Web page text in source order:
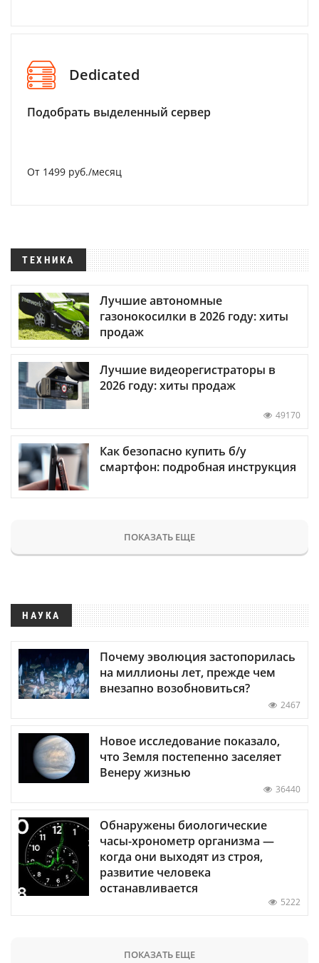
Dedicated
Подобрать выделенный сервер
От 1499 руб./месяц
ТЕХНИКА
Лучшие автономные
газонокосилки в 2026 году: хиты
продаж
Лучшие видеорегистраторы в
2026 году: хиты продаж
49170
Как безопасно купить б/у
смартфон: подробная инструкция
ПОКАЗАТЬ ЕЩЕ
НАУКА
Почему эволюция застопорилась
на миллионы лет, прежде чем
внезапно возобновиться?
2467
Новое исследование показало,
что Земля постепенно заселяет
Венеру жизнью
36440
Обнаружены биологические
часы-хронометр организма —
когда они выходят из строя,
развитие человека
останавливается
5222
ПОКАЗАТЬ ЕЩЕ